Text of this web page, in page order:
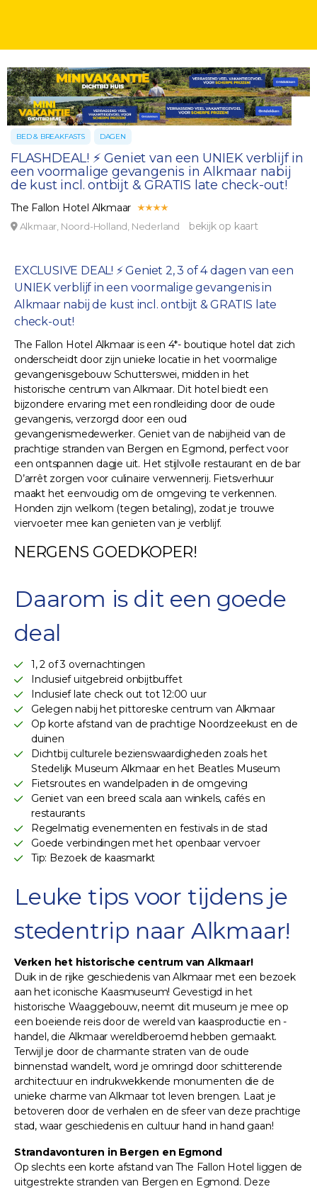
BED & BREAKFASTS DAGEN
FLASHDEAL! ⚡ Geniet van een UNIEK verblijf in
een voormalige gevangenis in Alkmaar nabij
de kust incl. ontbijt & GRATIS late check-out!
The Fallon Hotel Alkmaar
Alkmaar, Noord-Holland, Nederland bekijk op kaart
EXCLUSIVE DEAL! ⚡ Geniet 2, 3 of 4 dagen van een
UNIEK verblijf in een voormalige gevangenis in
Alkmaar nabij de kust incl. ontbijt & GRATIS late
check-out!
The Fallon Hotel Alkmaar is een 4*- boutique hotel dat zich
onderscheidt door zijn unieke locatie in het voormalige
gevangenisgebouw Schutterswei, midden in het
historische centrum van Alkmaar. Dit hotel biedt een
bijzondere ervaring met een rondleiding door de oude
gevangenis, verzorgd door een oud
gevangenismedewerker. Geniet van de nabijheid van de
prachtige stranden van Bergen en Egmond, perfect voor
een ontspannen dagje uit. Het stijlvolle restaurant en de bar
D’arrêt zorgen voor culinaire verwennerij. Fietsverhuur
maakt het eenvoudig om de omgeving te verkennen.
Honden zijn welkom (tegen betaling), zodat je trouwe
viervoeter mee kan genieten van je verblijf.
NERGENS GOEDKOPER!
Daarom is dit een goede
deal
1, 2 of 3 overnachtingen
Inclusief uitgebreid onbijtbuffet
Inclusief late check out tot 12:00 uur
Gelegen nabij het pittoreske centrum van Alkmaar
Op korte afstand van de prachtige Noordzeekust en de
duinen
Dichtbij culturele bezienswaardigheden zoals het
Stedelijk Museum Alkmaar en het Beatles Museum
Fietsroutes en wandelpaden in de omgeving
Geniet van een breed scala aan winkels, cafés en
restaurants
Regelmatig evenementen en festivals in de stad
Goede verbindingen met het openbaar vervoer
Tip: Bezoek de kaasmarkt
Leuke tips voor tijdens je
stedentrip naar Alkmaar!
Verken het historische centrum van Alkmaar!
Duik in de rijke geschiedenis van Alkmaar met een bezoek
aan het iconische Kaasmuseum! Gevestigd in het
historische Waaggebouw, neemt dit museum je mee op
een boeiende reis door de wereld van kaasproductie en -
handel, die Alkmaar wereldberoemd hebben gemaakt.
Terwijl je door de charmante straten van de oude
binnenstad wandelt, word je omringd door schitterende
architectuur en indrukwekkende monumenten die de
unieke charme van Alkmaar tot leven brengen. Laat je
betoveren door de verhalen en de sfeer van deze prachtige
stad, waar geschiedenis en cultuur hand in hand gaan!
Strandavonturen in Bergen en Egmond
Op slechts een korte afstand van The Fallon Hotel liggen de
uitgestrekte stranden van Bergen en Egmond. Deze